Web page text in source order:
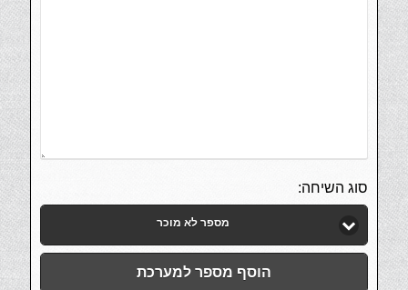
סוג השיחה:
מספר לא מוכר
הוסף מספר למערכת